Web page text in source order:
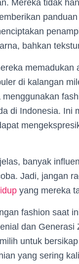
Mereka tidak
bahkan
di kalangan
di Indonesia. Ini
banyak
Jadi, jangan
yang mereka
fashion saat
dan
untuk
yang sering